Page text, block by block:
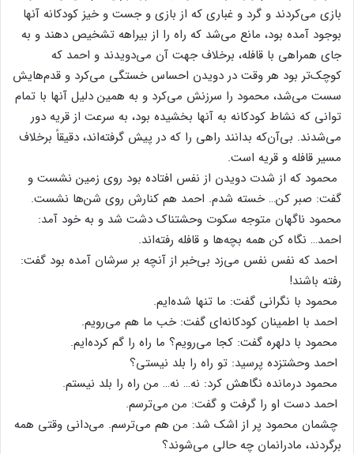
بازی‌ می‌کردند و گرد و غباری‌ که‌ از بازی‌ و جست‌ و خیز کودکانه‌ آنها
بوجود آمده‌ بود، مانع‌ می‌شد که‌ راه‌ را از بیراهه‌ تشخیص‌ دهند و به‌
جای‌ همراهی‌ با قافله‌، برخلاف‌ جهت‌ آن‌ می‌دویدند و احمد که‌
کوچک‌تر بود هر وقت‌ در دویدن‌ احساس‌ خستگی‌ می‌کرد و قدم‌هایش‌
سست‌ می‌شد، محمود را سرزنش‌ می‌کرد و به‌ همین‌ دلیل‌ آنها با تمام‌
توانی‌ که‌ نشاط‌ کودکانه‌ به‌ آنها بخشیده‌ بود، به‌ سرعت‌ از قریه‌ دور
می‌شدند. بی‌آن‌که‌ بدانند راهی‌ را که‌ در پیش‌ گرفته‌اند، دقیقاً برخلاف‌
مسیر قافله‌ و قریه‌ است‌.
محمود که‌ از شدت‌ دویدن‌ از نفس‌ افتاده‌ بود روی‌ زمین‌ نشست‌ و
گفت‌: صبر کن‌… خسته‌ شدم‌. احمد هم‌ کنارش‌ روی‌ شن‌ها نشست‌.
محمود ناگهان‌ متوجه‌ سکوت‌ وحشتناک‌ دشت‌ شد و به‌ خود آمد:
احمد… نگاه‌ کن‌ همه‌ بچه‌ها و قافله‌ رفته‌اند.
احمد که‌ نفس‌ نفس‌ می‌زد بی‌خبر از آنچه‌ بر سرشان‌ آمده‌ بود گفت‌:
رفته‌ باشند!
محمود با نگرانی‌ گفت‌: ما تنها شده‌ایم‌.
احمد با اطمینان‌ کودکانه‌ای‌ گفت‌: خب‌ ما هم‌ می‌رویم‌.
محمود با دلهره‌ گفت‌: کجا می‌رویم‌؟ ما راه‌ را گم‌ کرده‌ایم‌.
احمد وحشتزده‌ پرسید: تو راه‌ را بلد نیستی‌؟
محمود درمانده‌ نگاهش‌ کرد: نه‌… نه‌… من‌ راه‌ را بلد نیستم‌.
احمد دست‌ او را گرفت‌ و گفت‌: من‌ می‌ترسم‌.
چشمان‌ محمود پر از اشک‌ شد: من‌ هم‌ می‌ترسم‌. می‌دانی‌ وقتی‌ همه‌
برگردند، مادرانمان‌ چه‌ حالی‌ می‌شوند؟